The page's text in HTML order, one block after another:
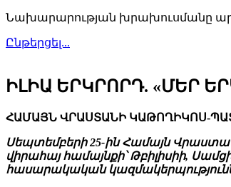
Նախարարության խրախուսմանը
Ընթերցել...
ԻԼԻԱ ԵՐԿՐՈՐԴ. «ՄԵՐ
ՀԱՄԱՅՆ ՎՐԱՍՏԱՆԻ ԿԱԹՈՂԻԿՈՍ-
Սեպտեմբերի 25-ին Համայն
վիրահայ համայնքի՝ Թբիլիսիի,
հասարակական